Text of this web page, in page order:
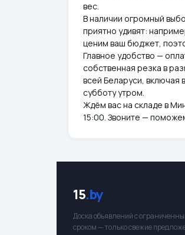
вес.
В наличии огромный
приятно удивят:
ценим ваш бюджет,
Главное удобство —
собственная резка в
всей Беларуси, включая
субботу утром.
Ждём вас на складе в
15:00. Звоните —
15.by
Доска объявлений с
сроком — только свежие